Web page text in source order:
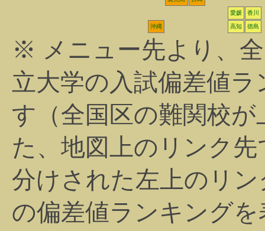
愛媛 香川
沖縄 高知 徳島
※ メニュー先より、
立大学の入試偏差値
す（全国区の難関校
た、地図上のリンク
分けされた左上のリ
の偏差値ランキング